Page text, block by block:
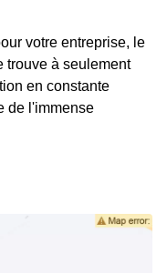
votre entreprise, le
trouve à seulement
en constante
de l'immense